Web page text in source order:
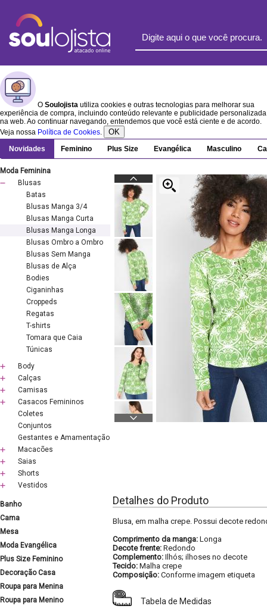
O Soulojista utiliza cookies e outras tecnologias para melhorar sua
experiência de compra, incluindo conteúdo relevante e publicidade personalizada
na web. Ao continuar navegando, entendemos que você está ciente e de acordo.
Veja nossa Política de Cookies. OK
Novidades Feminino Plus Size Evangélica Masculino
Moda Feminina
Blusas
Batas
Blusas Manga 3/4
Blusas Manga Curta
Blusas Manga Longa
Blusas Ombro a Ombro
Blusas Sem Manga
Blusas de Alça
Bodies
Ciganinhas
Croppeds
Regatas
T-shirts
Tomara que Caia
Túnicas
Body
Calças
Camisas
Casacos Femininos
Coletes
Conjuntos
Gestantes e Amamentação
Macacões
Saias
Shorts
Vestidos
Banho
Cama
Mesa
Moda Evangélica
Plus Size Feminino
Decoração Casa
Roupa para Menina
Roupa para Menino
Detalhes do Produto
Blusa, em malha crepe. Possui decote
Comprimento da manga: Longa
Decote frente: Redondo
Complemento: Ilhós; ilhoses no decote
Tecido: Malha crepe
Composição: Conforme imagem etiqueta
Tabela de Medidas